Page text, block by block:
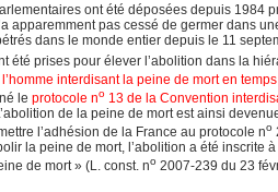
ont été déposées depuis 1984
pas cessé de germer dans
dans le monde entier depuis le 11
prises pour élever l’abolition dans la
interdisant la peine de mort en
leprotocole no 13 de la Convention
de la peine de mort est ainsi
l’adhésion de la France au protocole no
la peine de mort, l’abolition a été inscrite à
de mort » (L. const. no 2007-239 du 23